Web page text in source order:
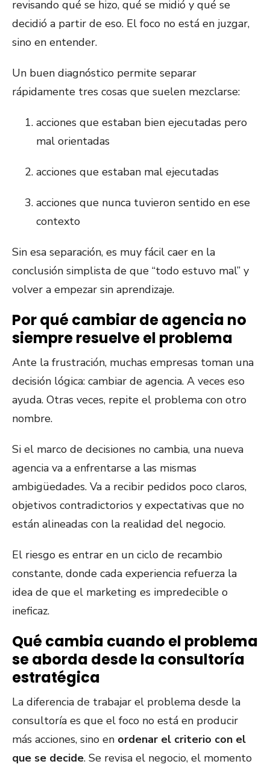
revisando qué se hizo, qué se midió y qué se
decidió a partir de eso. El foco no está en juzgar,
sino en entender.
Un buen diagnóstico permite separar
rápidamente tres cosas que suelen mezclarse:
acciones que estaban bien ejecutadas pero
mal orientadas
acciones que estaban mal ejecutadas
acciones que nunca tuvieron sentido en ese
contexto
Sin esa separación, es muy fácil caer en la
conclusión simplista de que “todo estuvo mal” y
volver a empezar sin aprendizaje.
Por qué cambiar de agencia no
siempre resuelve el problema
Ante la frustración, muchas empresas toman una
decisión lógica: cambiar de agencia. A veces eso
ayuda. Otras veces, repite el problema con otro
nombre.
Si el marco de decisiones no cambia, una nueva
agencia va a enfrentarse a las mismas
ambigüedades. Va a recibir pedidos poco claros,
objetivos contradictorios y expectativas que no
están alineadas con la realidad del negocio.
El riesgo es entrar en un ciclo de recambio
constante, donde cada experiencia refuerza la
idea de que el marketing es impredecible o
ineficaz.
Qué cambia cuando el problema
se aborda desde la consultoría
estratégica
La diferencia de trabajar el problema desde la
consultoría es que el foco no está en producir
más acciones, sino en ordenar el criterio con el
que se decide. Se revisa el negocio, el momento